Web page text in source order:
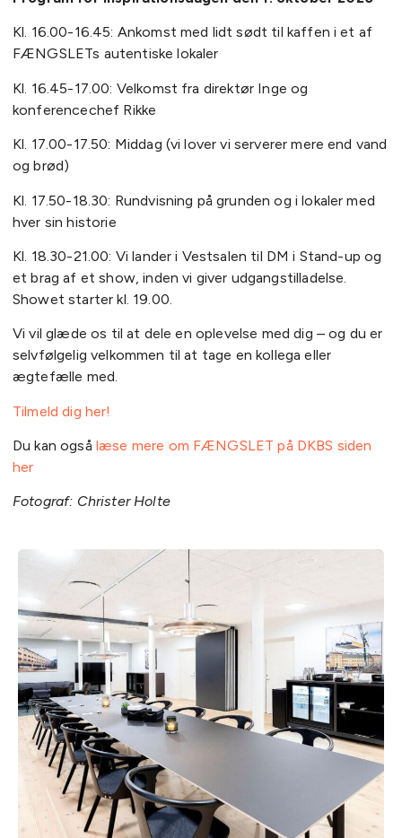
Kl. 16.00-16.45: Ankomst med lidt sødt til kaffen i et af
FÆNGSLETs autentiske lokaler
Kl. 16.45-17.00: Velkomst fra direktør Inge og
konferencechef Rikke
Kl. 17.00-17.50: Middag (vi lover vi serverer mere end vand
og brød)
Kl. 17.50-18.30: Rundvisning på grunden og i lokaler med
hver sin historie
Kl. 18.30-21.00: Vi lander i Vestsalen til DM i Stand-up og
et brag af et show, inden vi giver udgangstilladelse.
Showet starter kl. 19.00.
Vi vil glæde os til at dele en oplevelse med dig – og du er
selvfølgelig velkommen til at tage en kollega eller
ægtefælle med.
Tilmeld dig her!
Du kan også læse mere om FÆNGSLET på DKBS siden
her
Fotograf: Christer Holte